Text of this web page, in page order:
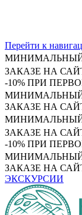
Перейти к
МИНИМАЛЬНЫЙ
ЗАКАЗЕ НА
-10% ПРИ
МИНИМАЛЬНЫЙ
ЗАКАЗЕ НА
МИНИМАЛЬНЫЙ
ЗАКАЗЕ НА
-10% ПРИ
МИНИМАЛЬНЫЙ
ЗАКАЗЕ НА
ЭКСКУРСИИ